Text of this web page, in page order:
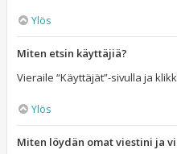
Ylös
Miten etsin käyttäjiä?
Vieraile “Käyttäjät”-sivulla ja
Ylös
Miten löydän omat viestini ja